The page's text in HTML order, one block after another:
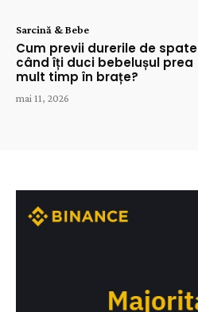
Sarcină & Bebe
Cum previi durerile de spate
când îți duci bebelușul prea
mult timp în brațe?
mai 11, 2026